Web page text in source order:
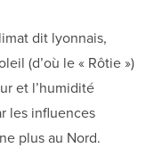
dit lyonnais,
(d’où le « Rôtie »)
et l’humidité
les influences
plus au Nord.